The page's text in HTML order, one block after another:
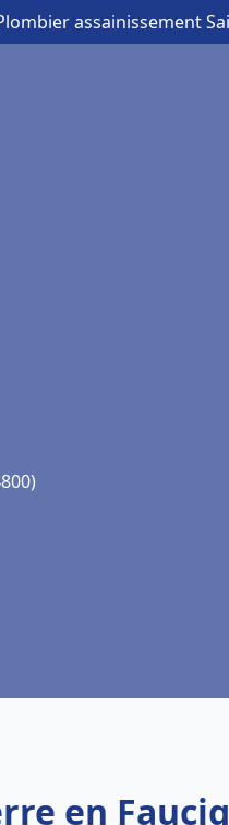
assainissement
en